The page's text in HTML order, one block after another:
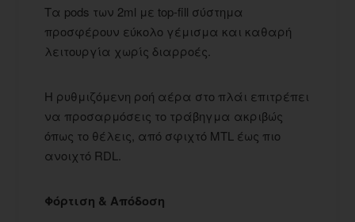
Τα pods των 2ml με top-fill σύστημα
προσφέρουν εύκολο γέμισμα και καθαρή
λειτουργία χωρίς διαρροές.
Η ρυθμιζόμενη ροή αέρα στο πλάι επιτρέπει
να προσαρμόσεις το τράβηγμα ακριβώς
όπως το θέλεις, από σφιχτό MTL έως πιο
ανοιχτό RDL.
Φόρτιση & Απόδοση